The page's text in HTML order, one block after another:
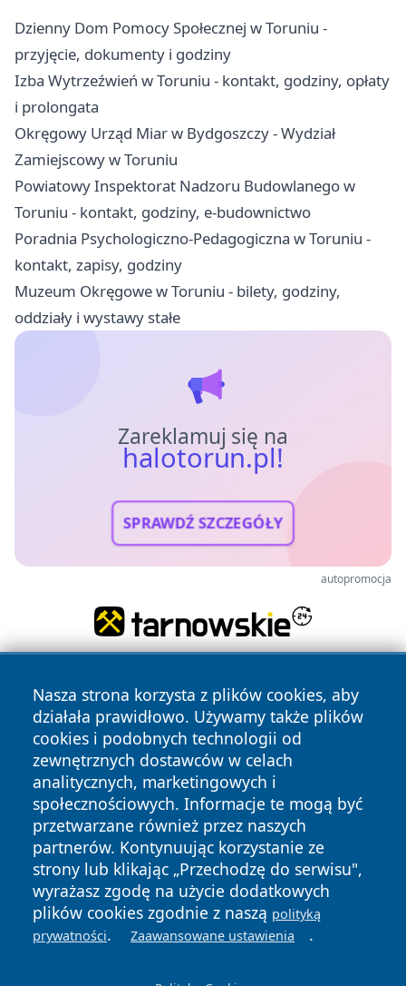
Dzienny Dom Pomocy Społecznej w Toruniu -
przyjęcie, dokumenty i godziny
Izba Wytrzeźwień w Toruniu - kontakt, godziny, opłaty
i prolongata
Okręgowy Urząd Miar w Bydgoszczy - Wydział
Zamiejscowy w Toruniu
Powiatowy Inspektorat Nadzoru Budowlanego w
Toruniu - kontakt, godziny, e-budownictwo
Poradnia Psychologiczno-Pedagogiczna w Toruniu -
kontakt, zapisy, godziny
Muzeum Okręgowe w Toruniu - bilety, godziny,
oddziały i wystawy stałe
Zareklamuj się na
halotorun.pl!
SPRAWDŹ SZCZEGÓŁY
autopromocja
Nasza strona korzysta z plików cookies, aby
działała prawidłowo. Używamy także plików
cookies i podobnych technologii od
zewnętrznych dostawców w celach
analitycznych, marketingowych i
społecznościowych. Informacje te mogą być
przetwarzane również przez naszych
partnerów. Kontynuując korzystanie ze
strony lub klikając „Przechodzę do serwisu",
wyrażasz zgodę na użycie dodatkowych
plików cookies zgodnie z naszą polityką
prywatności. Zaawansowane ustawienia .
Copyright © 2026 halotorun.pl Wszystkie prawa zastrzeżone.
News Autorzy
Polityka
Prywatności
Polityka
Cookies